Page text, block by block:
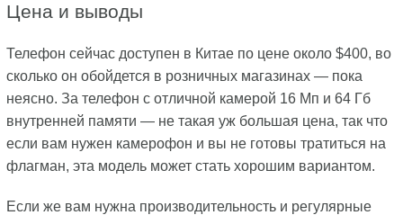
Цена и выводы
Телефон сейчас доступен в Китае по цене около $400, во
сколько он обойдется в розничных магазинах — пока
неясно. За телефон с отличной камерой 16 Мп и 64 Гб
внутренней памяти — не такая уж большая цена, так что
если вам нужен камерофон и вы не готовы тратиться на
флагман, эта модель может стать хорошим вариантом.
Если же вам нужна производительность и регулярные